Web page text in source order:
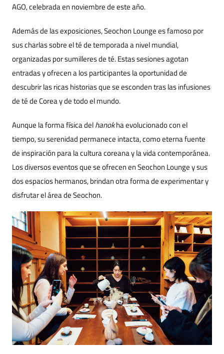
AGO, celebrada en noviembre de este año.
Además de las exposiciones, Seochon Lounge es famoso por
sus charlas sobre el té de temporada a nivel mundial,
organizadas por sumilleres de té. Estas sesiones agotan
entradas y ofrecen a los participantes la oportunidad de
descubrir las ricas historias que se esconden tras las infusiones
de té de Corea y de todo el mundo.
Aunque la forma física delhanokha evolucionado con el
tiempo, su serenidad permanece intacta, como eterna fuente
de inspiración para la cultura coreana y la vida contemporánea.
Los diversos eventos que se ofrecen en Seochon Lounge y sus
dos espacios hermanos, brindan otra forma de experimentar y
disfrutar el área de Seochon.